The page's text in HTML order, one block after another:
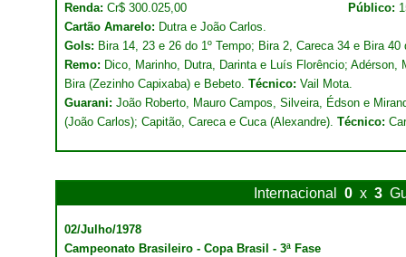
Renda: Cr$ 300.025,00 Público:
Cartão Amarelo: Dutra e João Carlos.
Gols: Bira 14, 23 e 26 do 1º Tempo; Bira 2, Careca 34 e Bira 40
Remo: Dico, Marinho, Dutra, Darinta e Luís Florêncio; Adérson,
Bira (Zezinho Capixaba) e Bebeto. Técnico: Vail Mota.
Guarani: João Roberto, Mauro Campos, Silveira, Édson e
(João Carlos); Capitão, Careca e Cuca (Alexandre). Técnico:
Internacional 0 x 3
02/Julho/1978
Campeonato Brasileiro - Copa Brasil - 3ª Fase